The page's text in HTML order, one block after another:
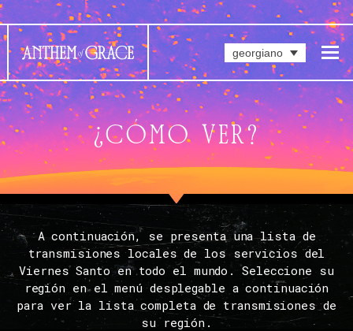
georgiano
¿CÓMO VER?
A continuación, se presenta una lista de
transmisiones locales de los servicios del
Viernes Santo en todo el mundo. Seleccione su
región en el menú desplegable a continuación
para ver la lista completa de transmisiones de
su región.